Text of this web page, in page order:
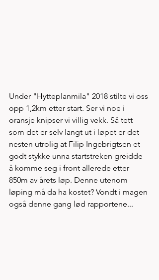
Under "Hytteplanmila" 2018 stilte vi oss
opp 1,2km etter start. Ser vi noe i
oransje knipser vi villig vekk. Så tett
som det er selv langt ut i løpet er det
nesten utrolig at Filip Ingebrigtsen et
godt stykke unna startstreken greidde
å komme seg i front allerede etter
850m av årets løp. Denne utenom
løping må da ha kostet? Vondt i magen
også denne gang lød rapportene...